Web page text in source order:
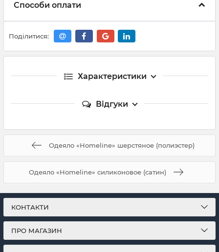
Способи оплати
Поділитися:
Характеристики
Відгуки
Одеяло «Homeline» шерстяное (полиэстер)
Одеяло «Homeline» силиконовое (сатин)
КОНТАКТИ
ПРО МАГАЗИН